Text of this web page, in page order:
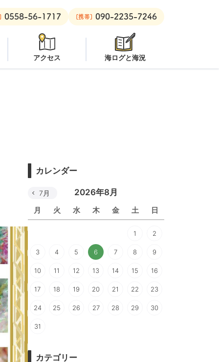
良里ボート： オープン
0558-56-1717 [携帯] 090-2235-7246
アクセス 海ログと海況
カレンダー
2026年8月
月 火 水 木 金 土 日
7月
1 2
3 4 5 6 7 8 9
10 11 12 13 14 15 16
17 18 19 20 21 22 23
24 25 26 27 28 29 30
31
カテゴリー